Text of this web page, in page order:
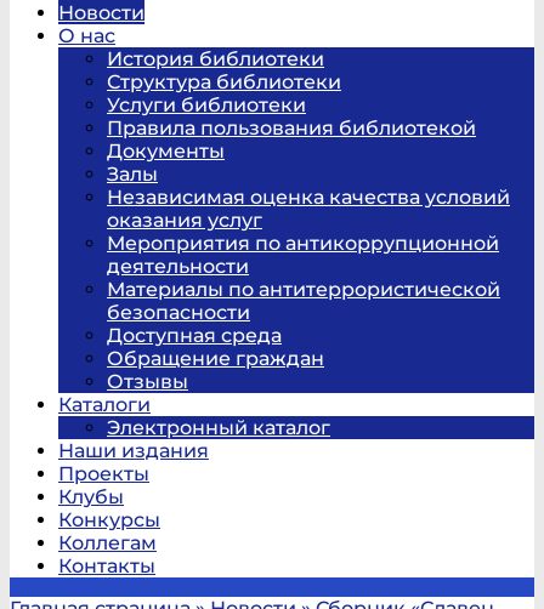
Новости
О нас
История библиотеки
Структура библиотеки
Услуги библиотеки
Правила пользования библиотекой
Документы
Залы
Независимая оценка качества условий
оказания услуг
Мероприятия по антикоррупционной
деятельности
Материалы по антитеррористической
безопасности
Доступная среда
Обращение граждан
Отзывы
Каталоги
Электронный каталог
Наши издания
Проекты
Клубы
Конкурсы
Коллегам
Контакты